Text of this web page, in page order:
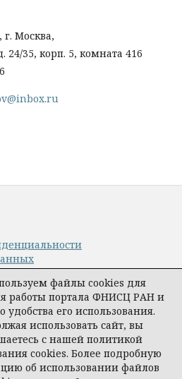
г. Москва,
24/35, корп. 5, комната 416
«Управление наукой:
2019–2026
доступны по
Commons Attribution
BY).
РАН .
файлы cookies для
работы портала ФНИСЦ РАН и
удобства его использования.
использовать сайт, вы
с нашей политикой
cookies. Более подробную
об использовании файлов